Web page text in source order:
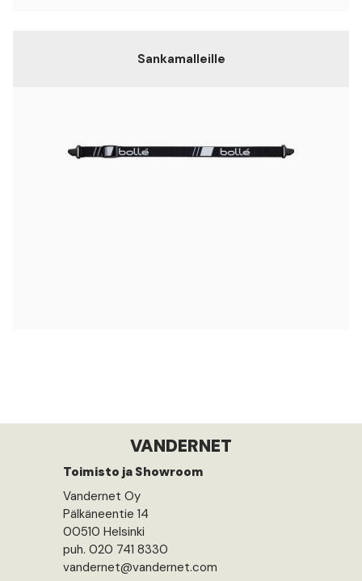
Sankamalleille
VANDERNET
Toimisto ja Showroom
Vandernet Oy
Pälkäneentie 14
00510 Helsinki
puh. 020 741 8330
vandernet@vandernet.com